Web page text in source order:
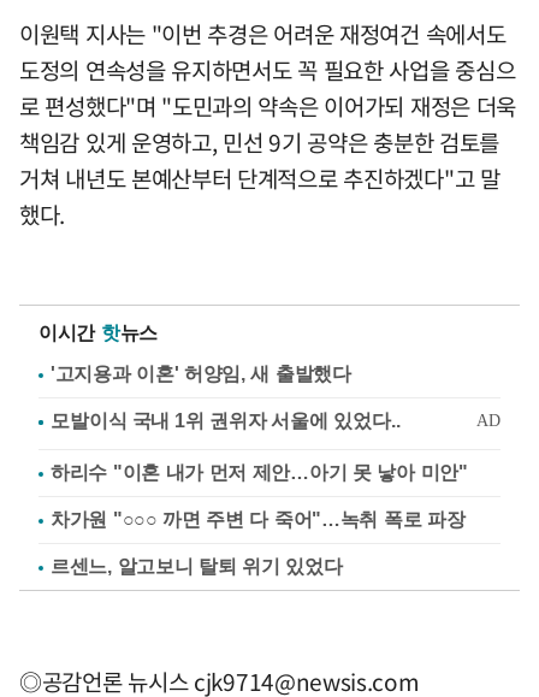
이원택 지사는 "이번 추경은 어려운 재정여건 속에서도
도정의 연속성을 유지하면서도 꼭 필요한 사업을 중심으
로 편성했다"며 "도민과의 약속은 이어가되 재정은 더욱
책임감 있게 운영하고, 민선 9기 공약은 충분한 검토를
거쳐 내년도 본예산부터 단계적으로 추진하겠다"고 말
했다.
이시간 핫뉴스
'고지용과 이혼' 허양임, 새 출발했다
하리수 "이혼 내가 먼저 제안…아기 못 낳아 미안"
차가원 "○○○ 까면 주변 다 죽어"…녹취 폭로 파장
르센느, 알고보니 탈퇴 위기 있었다
◎공감언론 뉴시스cjk9714@newsis.com